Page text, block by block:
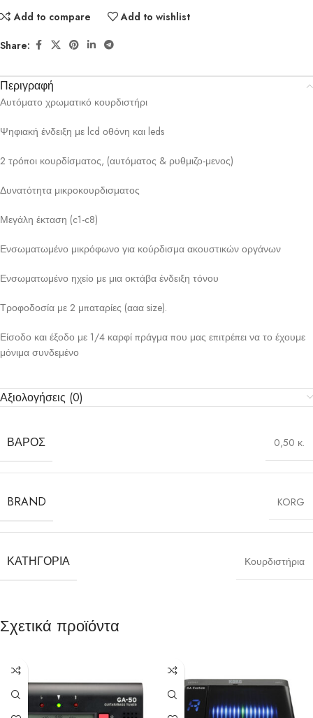
Add to compare
Add to wishlist
Share:
Περιγραφή
Αυτόματο χρωματικό κουρδιστήρι
Ψηφιακή ένδειξη με lcd οθόνη και leds
2 τρόποι κουρδίσματος, (αυτόματος & ρυθμιζο-μενος)
Δυνατότητα μικροκουρδισματος
Μεγάλη έκταση (c1-c8)
Ενσωματωμένο μικρόφωνο για κούρδισμα ακουστικών οργάνων
Ενσωματωμένο ηχείο με μια οκτάβα ένδειξη τόνου
Τροφοδοσία με 2 μπαταρίες (ααα size).
Είσοδο και έξοδο με 1/4 καρφί πράγμα που μας επιτρέπει να το έχουμε
μόνιμα συνδεμένο
Αξιολογήσεις (0)
ΒΆΡΟΣ 0,50 κ.
BRAND KORG
ΚΑΤΗΓΟΡΊΑ Κουρδιστήρια
Σχετικά προϊόντα